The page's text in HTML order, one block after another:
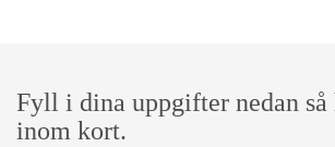
Fyll i dina uppgifter nedan så
inom kort.